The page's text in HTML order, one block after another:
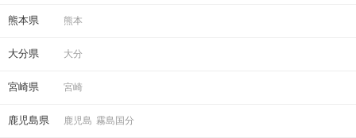
熊本県 熊本
大分県 大分
宮崎県 宮崎
鹿児島県 鹿児島 霧島国分